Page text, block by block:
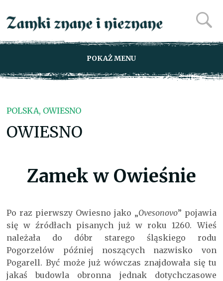
POKAŻ MENU
POLSKA, OWIESNO
OWIESNO
Zamek w Owieśnie
Po raz pierwszy Owiesno jako „Ovesonovo” pojawia
się w źródłach pisanych już w roku 1260. Wieś
należała do dóbr starego śląskiego rodu
Pogorzelów później noszących nazwisko von
Pogarell. Być może już wówczas znajdowała się tu
jakaś budowla obronna jednak dotychczasowe